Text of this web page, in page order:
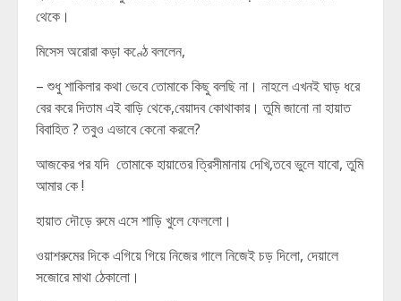
থেকে।
মিসেস অরোরা কড়া কণ্ঠে বললেন,
– শুধু শাকিলার কথা ভেবে তোমাকে কিছু বলছি না। নাহলে এখনই ঘাড় ধরে
বের করে দিতাম এই বাড়ি থেকে,বেয়াদব কোথাকার। তুমি জানো না হায়াত
বিবাহিত ? তবুও এভাবে কেনো করলে?
আজকের পর যদি তোমাকে হায়াতের ত্রিসীমানায় দেখি,তবে ভুলে যাবো, তুমি
আমার কে !
হায়াত দৌড়ে রুমে এসে শাড়ি খুলে ফেললো।
ওয়াশরুমের দিকে এগিয়ে গিয়ে নিজের গালে নিজেই চড় দিলো, দেয়ালে
সজোরে মাথা ঠেকালো।